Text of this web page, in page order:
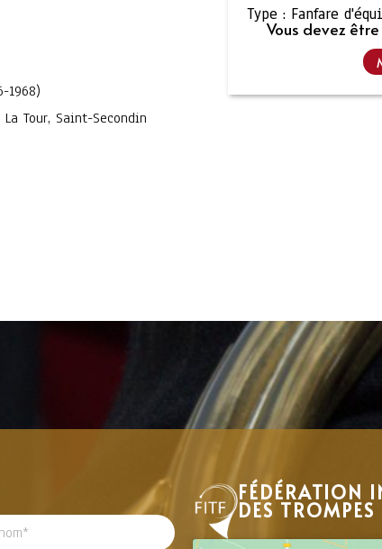
1968)
Tour, Saint-Secondin
Type : Fanfare
Vous devez
FÉDÉRATION
DES